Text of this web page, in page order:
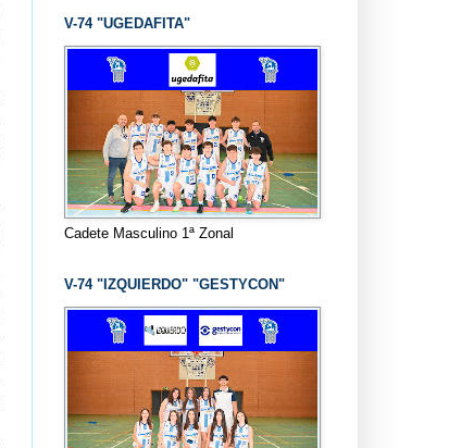
V-74 "UGEDAFITA"
Cadete Masculino 1ª Zonal
V-74 "IZQUIERDO" "GESTYCON"